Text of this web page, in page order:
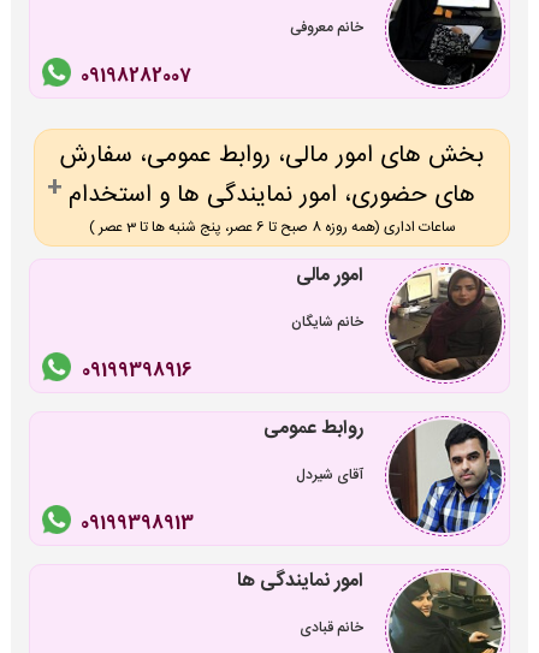
خانم معروفی
09198282007
بخش های امور مالی، روابط عمومی، سفارش
های حضوری، امور نمایندگی ها و استخدام
ساعات اداری (همه روزه 8 صبح تا 6 عصر، پنج شنبه ها تا 3 عصر )
امور مالی
خانم شایگان
09199398916
روابط عمومی
آقای شیردل
09199398913
امور نمایندگی ها
خانم قبادی